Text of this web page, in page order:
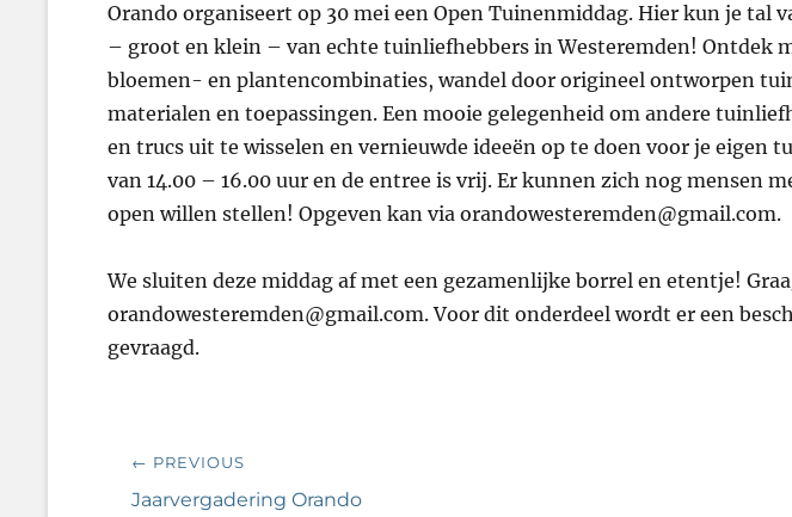
Orando organiseert op 30 mei een Open Tuinenmiddag. Hier kun je tal
– groot en klein – van echte tuinliefhebbers in Westeremden! Ontdek
bloemen- en plantencombinaties, wandel door origineel ontworpen
materialen en toepassingen. Een mooie gelegenheid om andere
en trucs uit te wisselen en vernieuwde ideeën op te doen voor je eigen
van 14.00 – 16.00 uur en de entree is vrij. Er kunnen zich nog mensen
open willen stellen! Opgeven kan via orandowesteremden@gmail.com.
We sluiten deze middag af met een gezamenlijke borrel en etentje!
orandowesteremden@gmail.com. Voor dit onderdeel wordt er een
gevraagd.
Bericht
navigatie
← PREVIOUS
Previous
Jaarvergadering Orando